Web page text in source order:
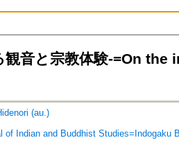
観音と宗教体験-=On
(au.)
of Indian and Buddhist Studies=Indogaku